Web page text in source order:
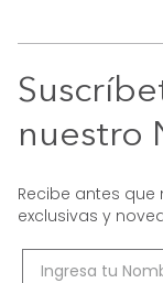
nuestro
Recibe antes
exclusivas y